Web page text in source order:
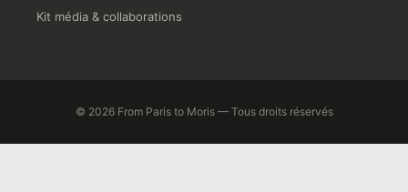
Kit média & collaborations
© 2026 From Paris to Moris — Tous droits réservés